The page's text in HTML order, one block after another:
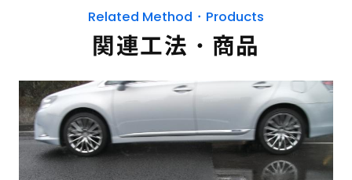
Related Method・Products
関連工法・商品